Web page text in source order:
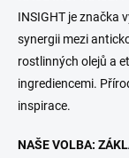
INSIGHT je značka
synergii mezi
rostlinných olejů a
ingrediencemi.
inspirace.
NAŠE VOLBA: